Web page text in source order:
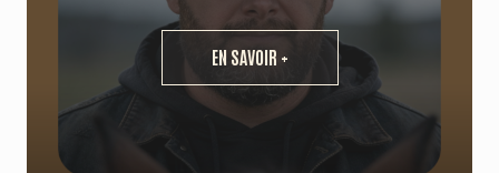
EN SAVOIR +